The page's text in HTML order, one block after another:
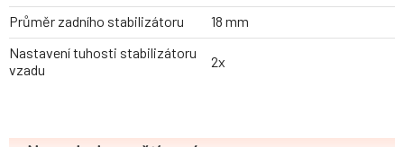
Průměr zadního stabilizátoru
18 mm
Nastavení tuhosti stabilizátoru
vzadu
2x